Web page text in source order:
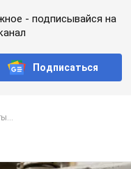
- подписывайся на
Подписаться